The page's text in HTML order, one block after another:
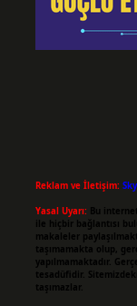
Reklam ve İletişim:
Yasal Uyarı: Bu
ile hiçbir bağlantısı
makaleler
taşımamakta olup,
yapılmamaktadır.
tesadüfidir.
taşımazlar.